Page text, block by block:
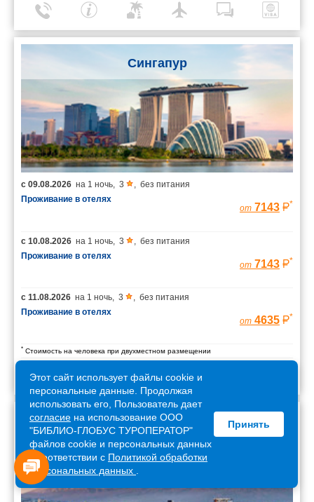
Сингапур
с 09.08.2026 на 1 ночь 3
без питания
Проживание в отелях
от 7143 *
с 10.08.2026 на 1 ночь 3
без питания
Проживание в отелях
от 7143 *
с 11.08.2026 на 1 ночь 3
без питания
Проживание в отелях
от 4635 *
* Стоимость на человека при двухместном размещении
Армения
Этот сайт использует файлы cookie и
персональные данные. Продолжая
использовать его, Пользователь дает
согласие на использование ООО
"БИБЛИО-ГЛОБУС ТУРОПЕРАТОР"
файлов cookie и персональных данных
в соответствии с Политикой обработки
персональных данных
Принять